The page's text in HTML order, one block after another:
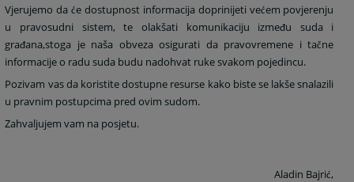
Vjerujemo daće dostupnost informacija doprinijeti većem povjerenju
u pravosudni sistem, te olakšati komunikaciju između suda i
građana,stoga je naša obveza osigurati da pravovremene i tačne
informacije o radu suda budu nadohvat ruke svakom pojedincu.
Pozivam vas da koristite dostupne resurse kako biste se lakše snalazili
u pravnim postupcima pred ovim sudom.
Zahvaljujem vam na posjetu.
Aladin Bajrić,